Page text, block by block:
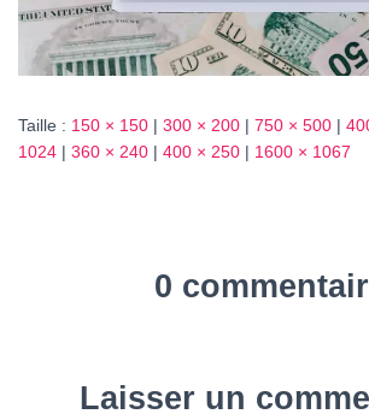
Taille : 150 × 150 | 300 × 200 | 750 × 500 |
1024 | 360 × 240 | 400 × 250 | 1600 × 1067
0
Laisser un